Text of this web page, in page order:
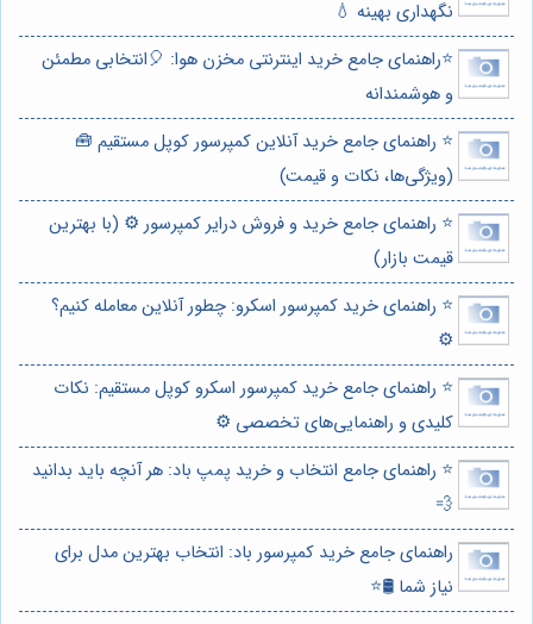
نگهداری بهینه 💧
⭐️راهنمای جامع خرید اینترنتی مخزن هوا: 🎈انتخابی مطمئن
و هوشمندانه
⭐️ راهنمای جامع خرید آنلاین کمپرسور کوپل مستقیم 🧰
(ویژگی‌ها، نکات و قیمت)
⭐️ راهنمای جامع خرید و فروش درایر کمپرسور ⚙️ (با بهترین
قیمت بازار)
⭐️ راهنمای خرید کمپرسور اسکرو: چطور آنلاین معامله کنیم؟
⚙️
⭐️ راهنمای جامع خرید کمپرسور اسکرو کوپل مستقیم: نکات
کلیدی و راهنمایی‌های تخصصی ⚙️
⭐️ راهنمای جامع انتخاب و خرید پمپ باد: هر آنچه باید بدانید
💨
راهنمای جامع خرید کمپرسور باد: انتخاب بهترین مدل برای
نیاز شما 🛢️⭐️